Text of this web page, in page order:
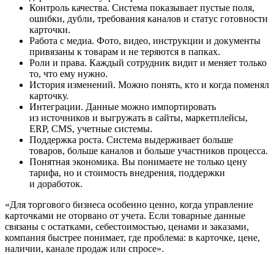
Контроль качества. Система показывает пустые поля,
ошибки, дубли, требования каналов и статус готовности
карточки.
Работа с медиа. Фото, видео, инструкции и документы
привязаны к товарам и не теряются в папках.
Роли и права. Каждый сотрудник видит и меняет только
то, что ему нужно.
История изменений. Можно понять, кто и когда поменял
карточку.
Интеграции. Данные можно импортировать
из источников и выгружать в сайты, маркетплейсы,
ERP, CMS, учетные системы.
Поддержка роста. Система выдерживает больше
товаров, больше каналов и больше участников процесса.
Понятная экономика. Вы понимаете не только цену
тарифа, но и стоимость внедрения, поддержки
и доработок.
«Для торгового бизнеса особенно ценно, когда управление
карточками не оторвано от учета. Если товарные данные
связаны с остатками, себестоимостью, ценами и заказами,
компания быстрее понимает, где проблема: в карточке, цене,
наличии, канале продаж или спросе».